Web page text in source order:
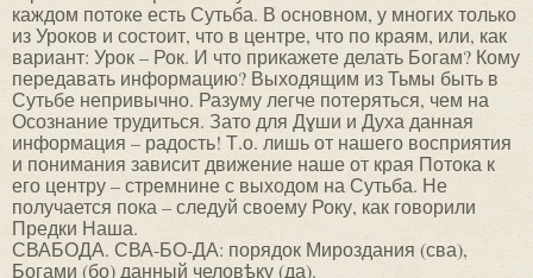
каждом потоке есть Сутьба. В основном, у многих только
из Уроков и состоит, что в центре, что по краям, или, как
вариант: Урок – Рок. И что прикажете делать Богам? Кому
передавать информацию? Выходящим из Тьмы быть в
Сутьбе непривычно. Разуму легче потеряться, чем на
Осознание трудиться. Зато для Дɣши и Духа данная
информация – радость! Т.о. лишь от нашего восприятия
и понимания зависит движение наше от края Потока к
его центру – стремнине с выходом на Сутьба. Не
получается пока – следуй своему Року, как говорили
Предки Наша.
СВАБОДА. СВА-БО-ДА: порядок Мироздания (сва),
Богами (бо) данный человѣку (да).